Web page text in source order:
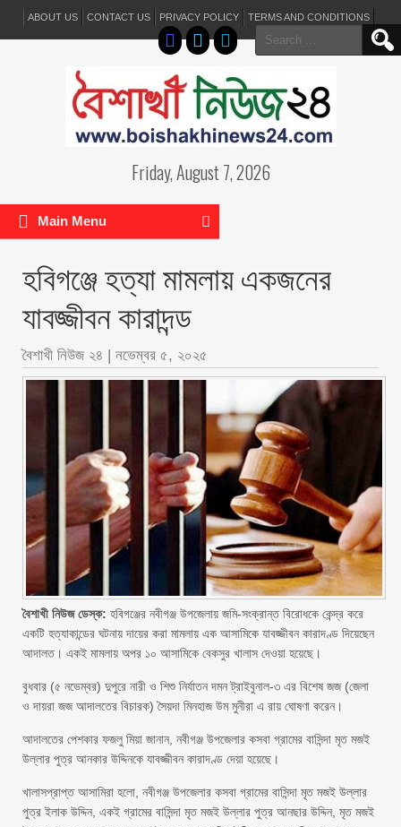
ABOUT US CONTACT US PRIVACY POLICY TERMS AND CONDITIONS
Search
for:
Friday, August 7, 2026
Main Menu
হবিগঞ্জে হত্যা মামলায় একজনের
যাবজ্জীবন কারাদন্ড
বৈশাখী নিউজ ২৪ | নভেম্বর ৫, ২০২৫
বৈশাখী নিউজ ডেস্ক: হবিগঞ্জের নবীগঞ্জ উপজেলায় জমি-সংক্রান্ত বিরোধকে কেন্দ্র করে
একটি হত্যাকান্ডের ঘটনায় দায়ের করা মামলায় এক আসামিকে যাবজ্জীবন কারাদণ্ড দিয়েছেন
আদালত। একই মামলায় অপর ১০ আসামিকে বেকসুর খালাস দেওয়া হয়েছে।
বুধবার (৫ নভেম্বর) দুপুরে নারী ও শিশু নির্যাতন দমন ট্রাইবুনাল-৩ এর বিশেষ জজ (জেলা
ও দায়রা জজ আদালতের বিচারক) সৈয়দা মিনহাজ উম মুনীরা এ রায় ঘোষণা করেন।
আদালতের পেশকার ফজলু মিয়া জানান, নবীগঞ্জ উপজেলার কসবা গ্রামের বাসিন্দা মৃত মজই
উল্লার পুত্র আনকার উদ্দিনকে যাবজ্জীবন কারাদণ্ড দেয়া হয়েছে।
খালাসপ্রাপ্ত আসামিরা হলো, নবীগঞ্জ উপজেলার কসবা গ্রামের বাসিন্দা মৃত মজই উল্লার
পুত্র ইলাক উদ্দিন, একই গ্রামের বাসিন্দা মৃত মজই উল্লার পুত্র আনছার উদ্দিন, মৃত মজই